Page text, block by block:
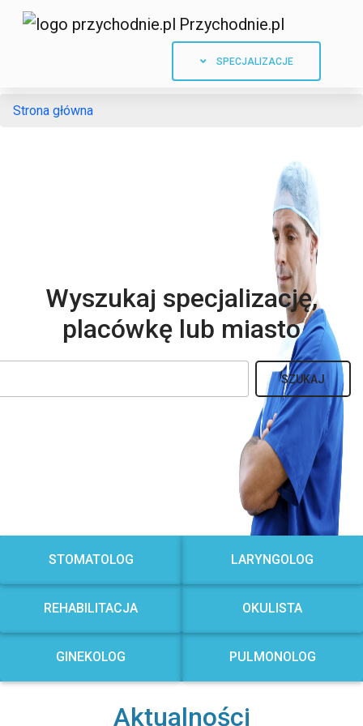
Przychodnie.pl
SPECJALIZACJE
Strona główna
Wyszukaj specjalizację,
placówkę lub miasto
SZUKAJ
STOMATOLOG LARYNGOLOG
REHABILITACJA OKULISTA
GINEKOLOG PULMONOLOG
Aktualności